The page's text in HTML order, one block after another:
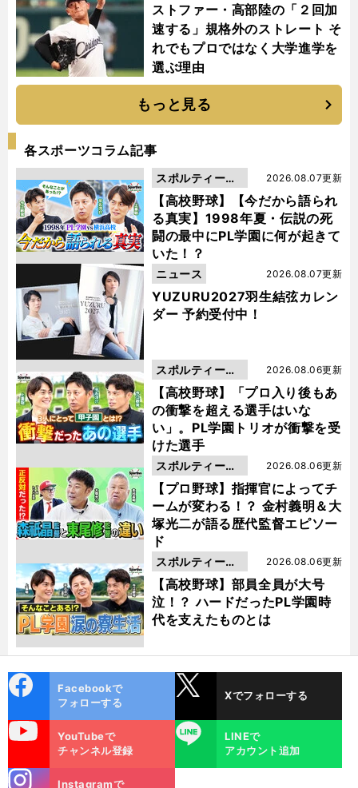
ストファー・高部陸の「２回加
速する」規格外のストレート そ
れでもプロではなく大学進学を
選ぶ理由
もっと見る
各スポーツコラム記事
【高校野球】【今だから語られ
る真実】1998年夏・伝説の死
闘の最中にPL学園に何が起きて
いた！？
2026.08.07更新
スポルティーバ
動画
YUZURU2027羽生結弦カレン
ダー 予約受付中！
2026.08.07更新
ニュース
【高校野球】「プロ入り後もあ
の衝撃を超える選手はいな
い」。PL学園トリオが衝撃を受
けた選手
2026.08.06更新
スポルティーバ
動画
【プロ野球】指揮官によってチ
ームが変わる！？ 金村義明＆大
塚光二が語る歴代監督エピソー
ド
2026.08.06更新
スポルティーバ
動画
【高校野球】部員全員が大号
泣！？ ハードだったPL学園時
代を支えたものとは
2026.08.06更新
スポルティーバ
動画
ok
Facebookで
フォローする
Xでフォローする
YouTubeで
チャンネル登録
LINE
LINEで
アカウント追加
Instagramで